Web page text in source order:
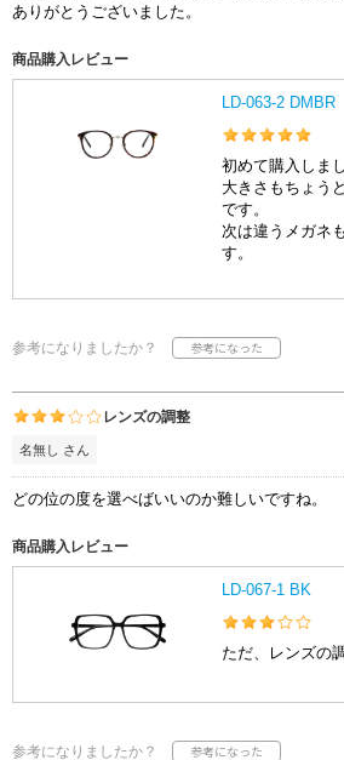
ありがとうございました。
商品購入レビュー
LD-063-2 DMBR
初めて購入しまし
大きさもちょう
です。
次は違うメガネ
す。
参考になりましたか？
レンズの調整
名無し さん
どの位の度を選べばいいのか難しいですね。
商品購入レビュー
LD-067-1 BK
ただ、レンズの
参考になりましたか？